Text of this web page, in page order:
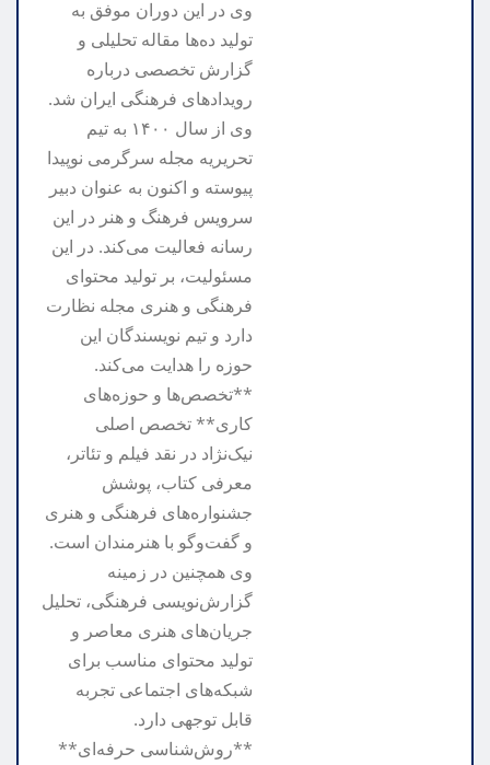
وی در این دوران موفق به
تولید ده‌ها مقاله تحلیلی و
گزارش تخصصی درباره
رویدادهای فرهنگی ایران شد.
وی از سال ۱۴۰۰ به تیم
تحریریه مجله سرگرمی نوپیدا
پیوسته و اکنون به عنوان دبیر
سرویس فرهنگ و هنر در این
رسانه فعالیت می‌کند. در این
مسئولیت، بر تولید محتوای
فرهنگی و هنری مجله نظارت
دارد و تیم نویسندگان این
حوزه را هدایت می‌کند.
**تخصص‌ها و حوزه‌های
کاری** تخصص اصلی
نیک‌نژاد در نقد فیلم و تئاتر،
معرفی کتاب، پوشش
جشنواره‌های فرهنگی و هنری
و گفت‌وگو با هنرمندان است.
وی همچنین در زمینه
گزارش‌نویسی فرهنگی، تحلیل
جریان‌های هنری معاصر و
تولید محتوای مناسب برای
شبکه‌های اجتماعی تجربه
قابل توجهی دارد.
**روش‌شناسی حرفه‌ای**